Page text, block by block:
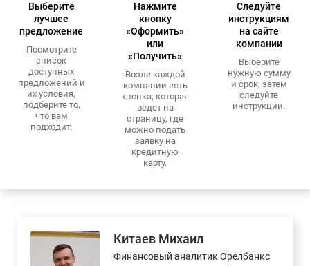
Выберите
лучшее
предложение
Посмотрите
список
доступных
предложений и
их условия,
подберите то,
что вам
подходит.
Нажмите
кнопку
«Оформить»
или
«Получить»
Возле каждой
компании есть
кнопка, которая
ведет на
страницу, где
можно подать
заявку на
кредитную
карту.
Следуйте
инструкциям
на сайте
компании
Выберите
нужную сумму
и срок, затем
следуйте
инструкции.
Китаев Михаил
Финансовый аналитик Орелбанкс